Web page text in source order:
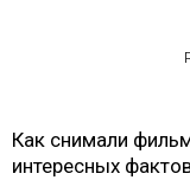
Как снимали
интересных